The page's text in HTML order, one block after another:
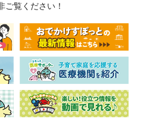
覧ください！